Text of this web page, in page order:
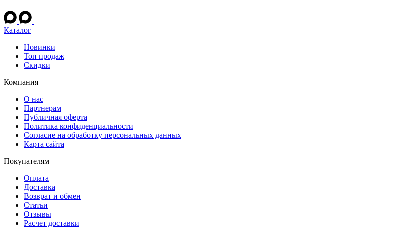
Каталог
Новинки
Топ продаж
Скидки
Компания
О нас
Партнерам
Публичная оферта
Политика конфиденциальности
Согласие на обработку персональных данных
Карта сайта
Покупателям
Оплата
Доставка
Возврат и обмен
Статьи
Отзывы
Расчет доставки